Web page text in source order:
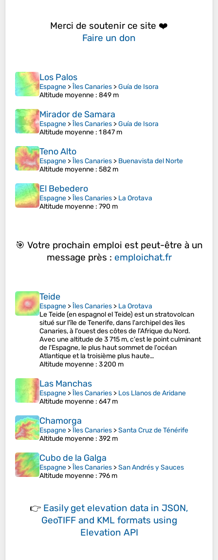
Merci de soutenir ce site ❤️
Faire un don
Los Palos
Espagne >Îles Canaries >Guía de Isora
Altitude moyenne : 849 m
Mirador de Samara
Espagne >Îles Canaries >Guía de Isora
Altitude moyenne : 1 847 m
Teno Alto
Espagne >Îles Canaries > Buenavista del Norte
Altitude moyenne : 582 m
El Bebedero
Espagne >Îles Canaries > La Orotava
Altitude moyenne : 790 m
🎯 Votre prochain emploi est peut-être à un
message près : emploichat.fr
Teide
Espagne >Îles Canaries > La Orotava
Le Teide (en espagnol el Teide) est un stratovolcan
situé sur l'île de Tenerife, dans l'archipel des îles
Canaries, à l'ouest des côtes de l'Afrique du Nord.
Avec une altitude de 3 715 m, c'est le point culminant
de l'Espagne, le plus haut sommet de l'océan
Atlantique et la troisième plus haute…
Altitude moyenne : 3 200 m
Las Manchas
Espagne >Îles Canaries > Los Llanos de Aridane
Altitude moyenne : 647 m
Chamorga
Espagne >Îles Canaries >Santa Cruz de Ténérife
Altitude moyenne : 392 m
Cubo de la Galga
Espagne >Îles Canaries >San Andrés y Sauces
Altitude moyenne : 796 m
👉 Easily get elevation data in JSON,
GeoTIFF and KML formats using
Elevation API